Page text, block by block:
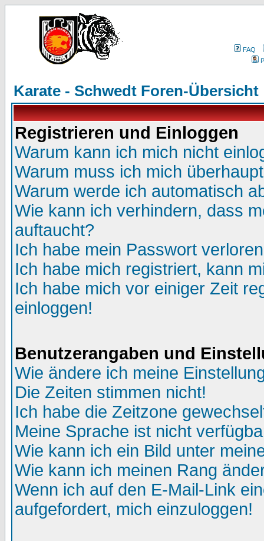
FAQ
Karate - Schwedt Foren-Übersicht
Registrieren und Einloggen
Warum kann ich mich nicht
Warum muss ich mich
Warum werde ich automatisch
Wie kann ich verhindern, dass
auftaucht?
Ich habe mein Passwort
Ich habe mich registriert, kann
Ich habe mich vor einiger Zeit
einloggen!
Benutzerangaben und
Wie ändere ich meine
Die Zeiten stimmen nicht!
Ich habe die Zeitzone
Meine Sprache ist nicht
Wie kann ich ein Bild unter
Wie kann ich meinen Rang
Wenn ich auf den E-Mail-Link
aufgefordert, mich einzuloggen!